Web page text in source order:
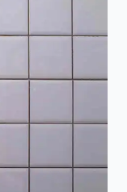
要件、常見態